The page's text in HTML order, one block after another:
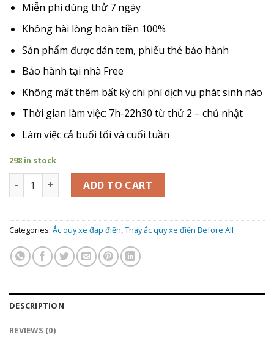
Miễn phí dùng thử 7 ngày
Không hài lòng hoàn tiền 100%
Sản phẩm được dán tem, phiếu thẻ bảo hành
Bảo hành tại nhà Free
Không mất thêm bất kỳ chi phí dịch vụ phát sinh nào
Thời gian làm việc: 7h-22h30 từ thứ 2 – chủ nhật
Làm việc cả buổi tối và cuối tuần
298 in stock
Giá Thay Ắc Quy xe đạp điện Before All Captin quantity
ADD TO CART
Categories: Ắc quy xe đạp điện Thay ắc quy xe điện Before All
DESCRIPTION
REVIEWS (0)